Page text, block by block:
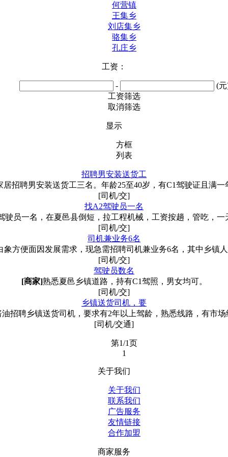
何营镇
王集乡
刘店集乡
骆集乡
孔庄乡
工资：
-
(元
工资筛选
取消筛选
显示
方框
列表
招聘男安装送货工
居招聘男安装送货工三名。年龄25至40岁，有C1驾驶证且满
[司机/交]
找A2驾驶员一名
驶员一名，在夏邑县倒短，拉工程机械，工资按趟，管吃，
[司机/交]
司机兼业务6名
象方便面因发展需求，现急需招聘司机兼业务6名，其中乡镇
[司机/交]
驾驶员数名
[商家]熟悉夏邑乡镇道路，持有C1驾照，男女均可。
[司机/交]
乡镇送货司机，要
油招聘乡镇送货司机，要求有2年以上驾龄，熟悉线路，有市
[司机/交通]
第1/1页
1
关于我们
关于我们
联系我们
广告服务
友情链接
合作加盟
商家服务